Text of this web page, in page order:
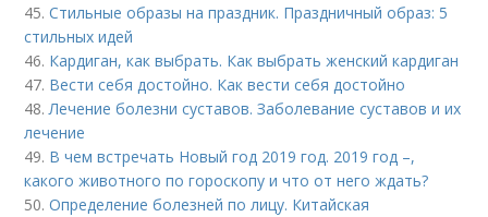
45.Стильные образы на праздник. Праздничный образ: 5
стильных идей
46. Кардиган, как выбрать. Как выбрать женский кардиган
47. Вести себя достойно. Как вести себя достойно
48.Лечение болезни суставов. Заболевание суставов и их
лечение
49. В чем встречать Новый год 2019 год. 2019 год –,
какого животного по гороскопу и что от него ждать?
50.Определение болезней по лицу. Китайская